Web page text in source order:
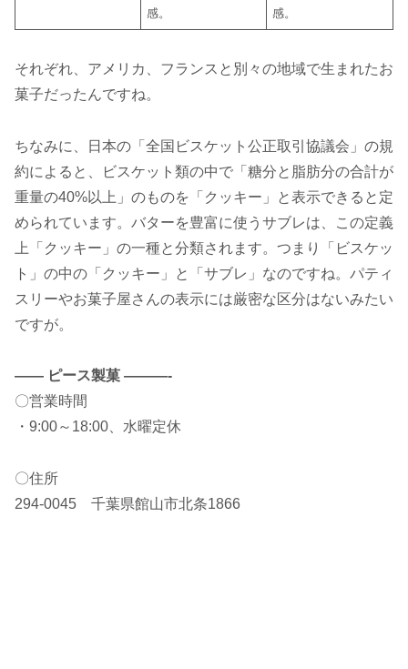
感。 感。
それぞれ、アメリカ、フランスと別々の地域で生まれたお
菓子だったんですね。
ちなみに、日本の「全国ビスケット公正取引協議会」の規
約によると、ビスケット類の中で「糖分と脂肪分の合計が
重量の40%以上」のものを「クッキー」と表示できると定
められています。バターを豊富に使うサブレは、この定義
上「クッキー」の一種と分類されます。つまり「ビスケッ
ト」の中の「クッキー」と「サブレ」なのですね。パティ
スリーやお菓子屋さんの表示には厳密な区分はないみたい
ですが。
—— ピース製菓 ———-
〇営業時間
・9:00～18:00、水曜定休
〇住所
294-0045 千葉県館山市北条1866